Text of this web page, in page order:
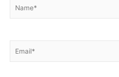
Name*
Email*